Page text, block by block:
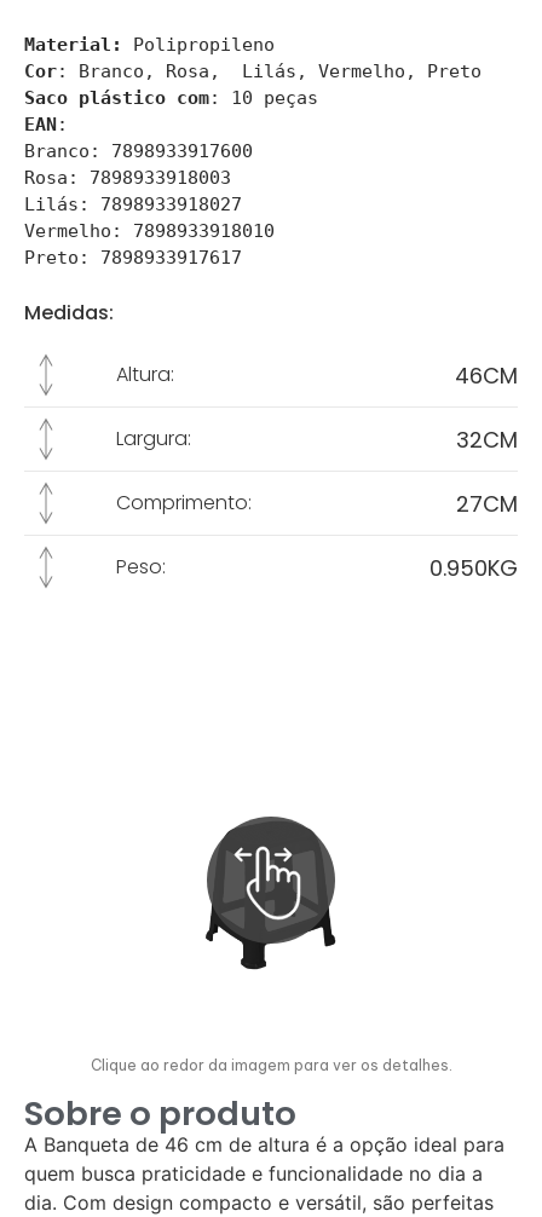
Material:
Cor
Saco plástico com
EAN :
Branco: 7898933917600
Rosa: 7898933918003
Lilás: 7898933918027
Vermelho: 7898933918010
Preto: 7898933917617
Medidas:
Altura: 46CM
Largura: 32CM
Comprimento: 27CM
Peso: 0.950KG
Clique ao redor da imagem para ver os detalhes.
Sobre o produto
A Banqueta de 46 cm de altura é a opção ideal para
quem busca praticidade e funcionalidade no dia a
dia. Com design compacto e versátil, são perfeitas